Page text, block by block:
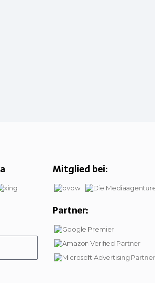
Mitglied bei:
Partner: